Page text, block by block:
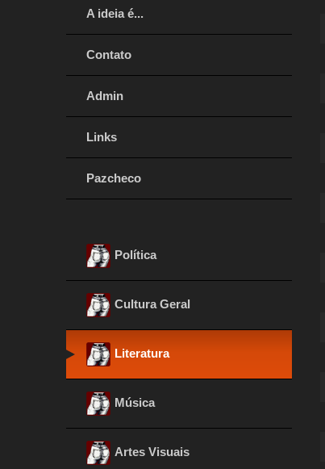
A ideia é...
Contato
Admin
Links
Pazcheco
Política
Cultura Geral
Literatura
Música
Artes Visuais